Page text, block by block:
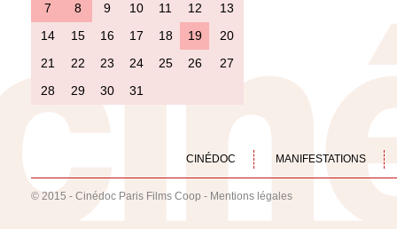
7
8 9 10 11 12
13
14
15 16 17 18 19
20
21
22 23 24 25 26
27
28
29 30 31
CINÉDOC MANIFESTATIONS
© 2015 - Cinédoc Paris Films Coop - Mentions légales